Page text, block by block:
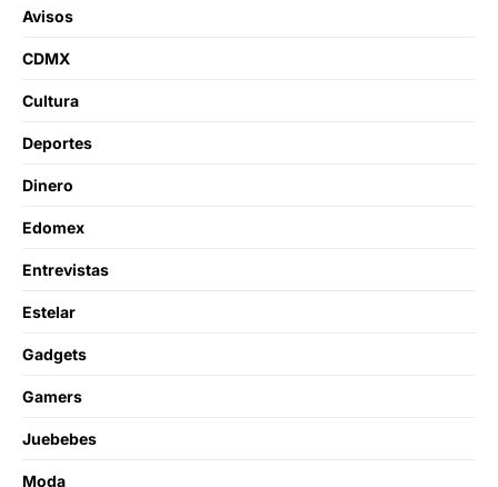
Avisos
CDMX
Cultura
Deportes
Dinero
Edomex
Entrevistas
Estelar
Gadgets
Gamers
Juebebes
Moda